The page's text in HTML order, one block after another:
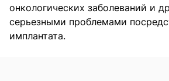
онкологических заболеваний и
серьезными проблемами
имплантата.